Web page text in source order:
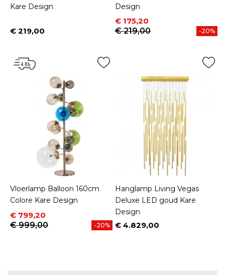
Kare Design
Prijs
€ 219,00
Design
Prijs
€ 175,20
Normale prijs
€ 219,00
-20%
Vloerlamp Balloon 160cm
Colore Kare Design
Prijs
€ 799,20
Normale prijs
€ 999,00
-20%
Hanglamp Living Vegas
Deluxe LED goud Kare
Design
Prijs
€ 4.829,00